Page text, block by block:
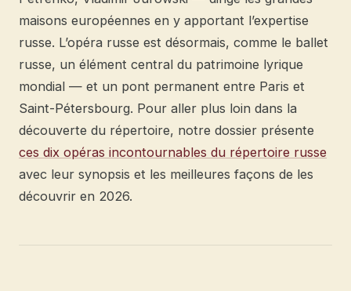
maisons européennes en y apportant l’expertise
russe. L’opéra russe est désormais, comme le ballet
russe, un élément central du patrimoine lyrique
mondial — et un pont permanent entre Paris et
Saint-Pétersbourg. Pour aller plus loin dans la
découverte du répertoire, notre dossier présente
ces dix opéras incontournables du répertoire russe
avec leur synopsis et les meilleures façons de les
découvrir en 2026.